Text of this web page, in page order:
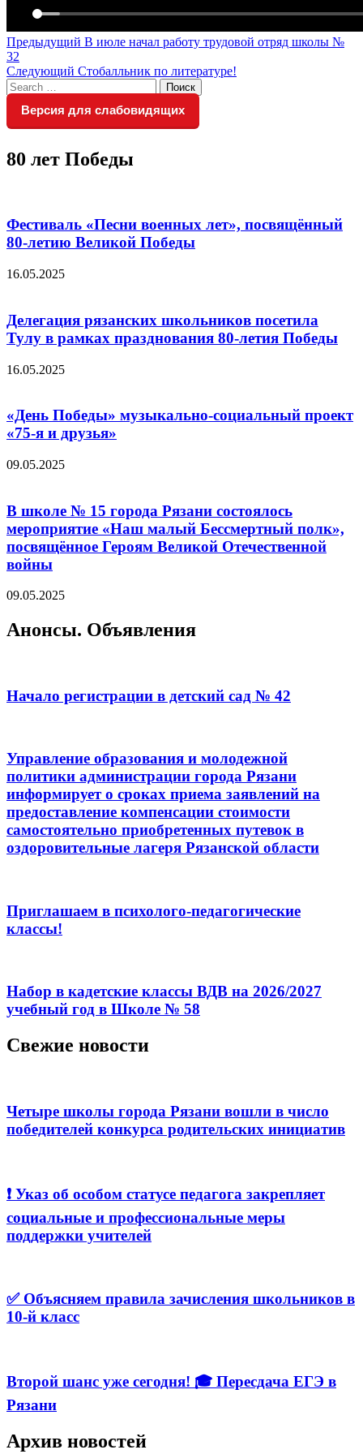
Навигация
по
записям
Предыдущий Предыдущий
В июле начал работу трудовой отряд школы №
32
Следующий Следующий
Стобалльник по литературе!
Search
for:
Поиск
Версия для слабовидящих
80 лет Победы
Фестиваль «Песни военных лет», посвящённый
80-летию Великой Победы
16.05.2025
Делегация рязанских школьников посетила
Тулу в рамках празднования 80-летия Победы
16.05.2025
«День Победы» музыкально-социальный проект
«75-я и друзья»
09.05.2025
В школе № 15 города Рязани состоялось
мероприятие «Наш малый Бессмертный полк»,
посвящённое Героям Великой Отечественной
войны
09.05.2025
Анонсы. Объявления
Начало регистрации в детский сад № 42
Управление образования и молодежной
политики администрации города Рязани
информирует о сроках приема заявлений на
предоставление компенсации стоимости
самостоятельно приобретенных путевок в
оздоровительные лагеря Рязанской области
Приглашаем в психолого-педагогические
классы!
Набор в кадетские классы ВДВ на 2026/2027
учебный год в Школе № 58
Свежие новости
Четыре школы города Рязани вошли в число
победителей конкурса родительских инициатив
❗️ Указ об особом статусе педагога закрепляет
социальные и профессиональные меры
поддержки учителей
✅ Объясняем правила зачисления школьников в
10-й класс
Второй шанс уже сегодня! 🎓 Пересдача ЕГЭ в
Рязани
Архив новостей